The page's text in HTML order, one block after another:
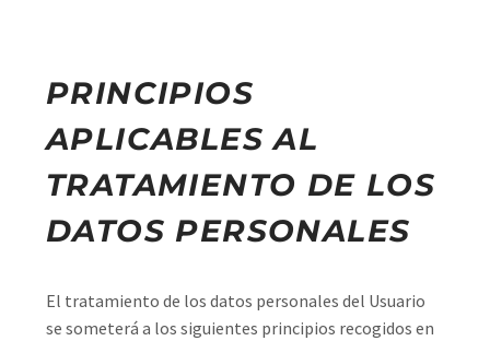
PRINCIPIOS
APLICABLES AL
TRATAMIENTO DE LOS
DATOS PERSONALES
El tratamiento de los datos personales del Usuario
se someterá a los siguientes principios recogidos en